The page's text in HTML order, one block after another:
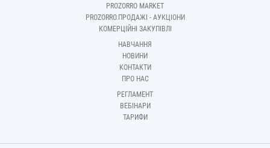
PROZORRO MARKET
PROZORRO.ПРОДАЖІ - АУКЦІОНИ
КОМЕРЦІЙНІ ЗАКУПІВЛІ
НАВЧАННЯ
НОВИНИ
КОНТАКТИ
ПРО НАС
РЕГЛАМЕНТ
ВЕБІНАРИ
ТАРИФИ